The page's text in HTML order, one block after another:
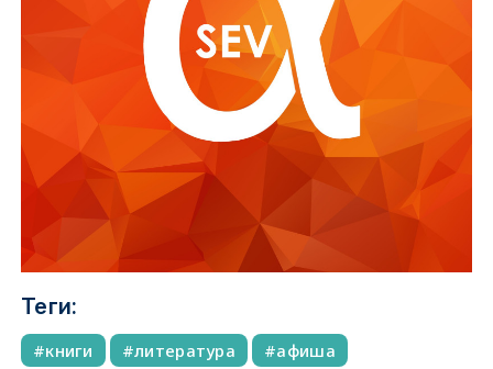
Теги:
книги литература афиша